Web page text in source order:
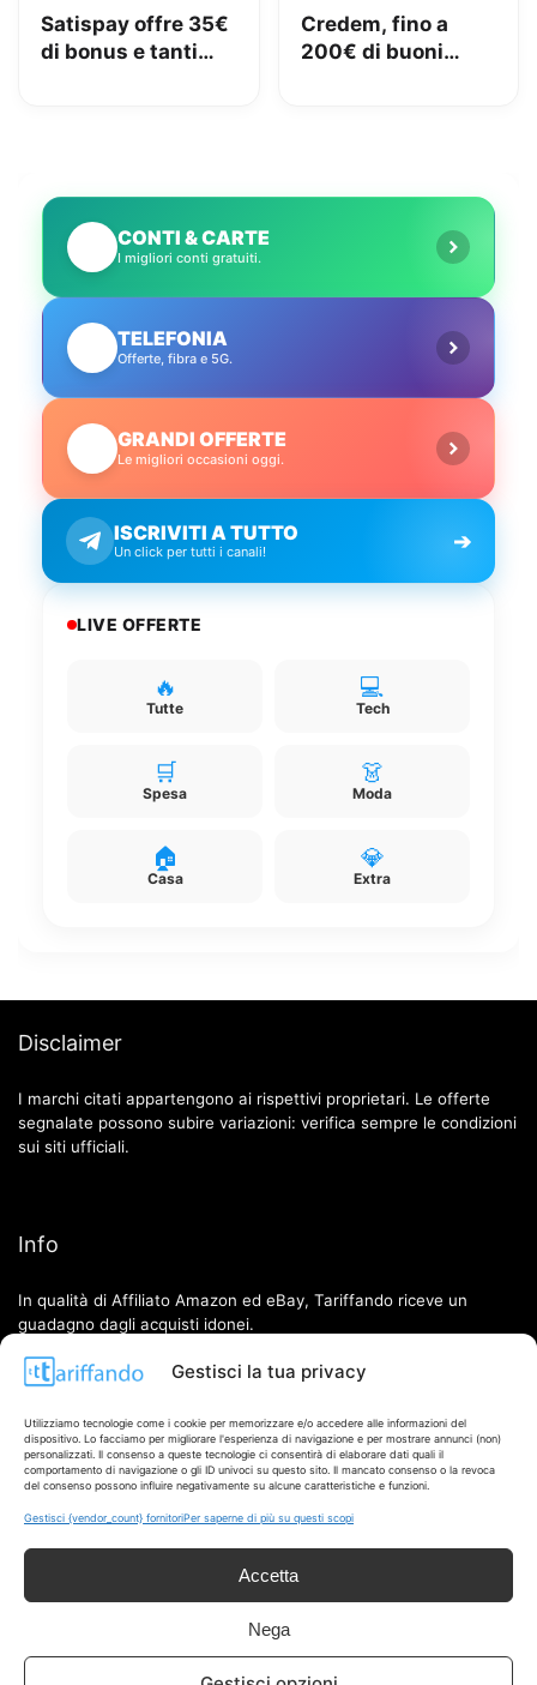
Gestisci la tua privacy
Utilizziamo tecnologie come i cookie per memorizzare e/o accedere alle informazioni del
dispositivo. Lo facciamo per migliorare l'esperienza di navigazione e per mostrare annunci (non)
personalizzati. Il consenso a queste tecnologie ci consentirà di elaborare dati quali il
comportamento di navigazione o gli ID univoci su questo sito. Il mancato consenso o la revoca
del consenso possono influire negativamente su alcune caratteristiche e funzioni.
Gestisci {vendor_count} fornitoriPer saperne di più su questi scopi
Accetta
Nega
Satispay offre 35€
di bonus e tanti
Credem, fino a
200€ di buoni
CONTI & CARTE
I migliori conti gratuiti.
TELEFONIA
Offerte, fibra e 5G.
GRANDI OFFERTE
Le migliori occasioni oggi.
ISCRIVITI A TUTTO
Un click per tutti i canali! ➔
LIVE OFFERTE
🔥
Tutte
💻
Tech
🛒
Spesa
👗
Moda
🏠
Casa
💎
Extra
Disclaimer
I marchi citati appartengono ai rispettivi proprietari. Le offerte
segnalate possono subire variazioni: verifica sempre le condizioni
sui siti ufficiali.
Info
In qualità di Affiliato Amazon ed eBay, Tariffando riceve un
guadagno dagli acquisti idonei.
Note Legali|Cookie Policy
Chi Siamo